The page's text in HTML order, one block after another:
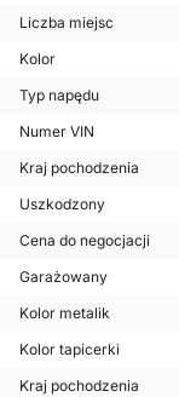
Liczba miejsc
Kolor
Typ napędu
Numer VIN
Kraj pochodzenia
Uszkodzony
Cena do negocjacji
Garażowany
Kolor metalik
Kolor tapicerki
Kraj pochodzenia